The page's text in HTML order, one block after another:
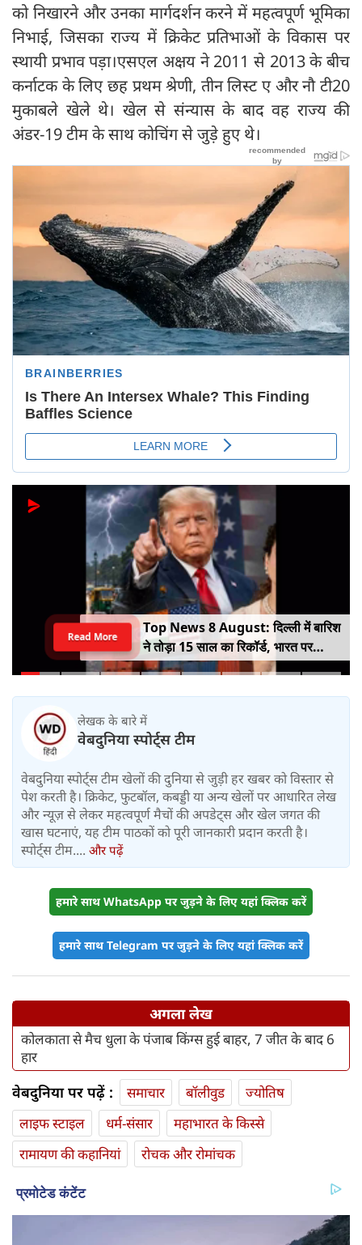
को निखारने और उनका मार्गदर्शन करने में महत्वपूर्ण भूमिका
निभाई, जिसका राज्य में क्रिकेट प्रतिभाओं के विकास पर
स्थायी प्रभाव पड़ा।एसएल अक्षय ने 2011 से 2013 के बीच
कर्नाटक के लिए छह प्रथम श्रेणी, तीन लिस्ट ए और नौ टी20
मुकाबले खेले थे। खेल से संन्यास के बाद वह राज्य की
अंडर-19 टीम के साथ कोचिंग से जुड़े हुए थे।
Top News 8 August: दिल्ली में बारिश
ने तोड़ा 15 साल का रिकॉर्ड, भारत पर
100% टैरिफ का खतरा; Gen Z पर कंगना
Read More
लेखक के बारे में
वेबदुनिया स्पोर्ट्स टीम
वेबदुनिया स्पोर्ट्स टीम खेलों की दुनिया से जुड़ी हर खबर को विस्तार से
पेश करती है। क्रिकेट, फुटबॉल, कबड्डी या अन्य खेलों पर आधारित लेख
और न्यूज़ से लेकर महत्वपूर्ण मैचों की अपडेट्स और खेल जगत की
खास घटनाएं, यह टीम पाठकों को पूरी जानकारी प्रदान करती है।
स्पोर्ट्स टीम.... और पढ़ें
हमारे साथ WhatsApp पर जुड़ने के लिए यहां क्लिक करें
हमारे साथ Telegram पर जुड़ने के लिए यहां क्लिक करें
अगला लेख
कोलकाता से मैच धुला के पंजाब किंग्स हुई बाहर, 7 जीत के बाद 6
हार
वेबदुनिया पर पढ़ें : समाचार बॉलीवुड
ज्योतिष
लाइफ स्‍टाइल
धर्म-संसार
महाभारत के किस्से
रामायण की कहानियां
रोचक और रोमांचक